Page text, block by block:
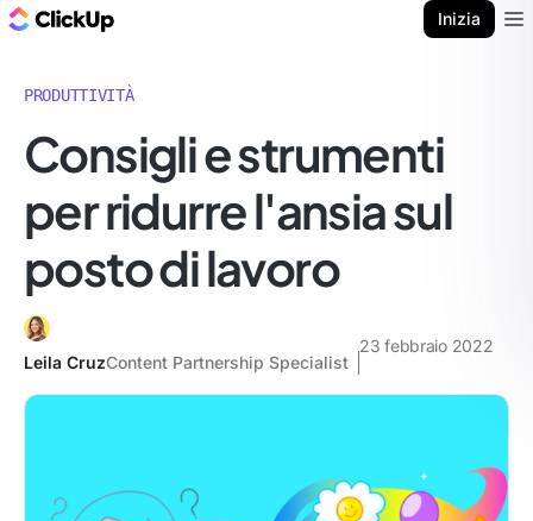
Inizia
PRODUTTIVITÀ
Consigli e strumenti
per ridurre l'ansia sul
posto di lavoro
Leila CruzContent Partnership Specialist
23 febbraio 2022